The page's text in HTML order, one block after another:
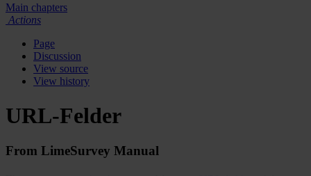
Main chapters
Actions
Page
Discussion
View source
View history
URL-Felder
From LimeSurvey Manual